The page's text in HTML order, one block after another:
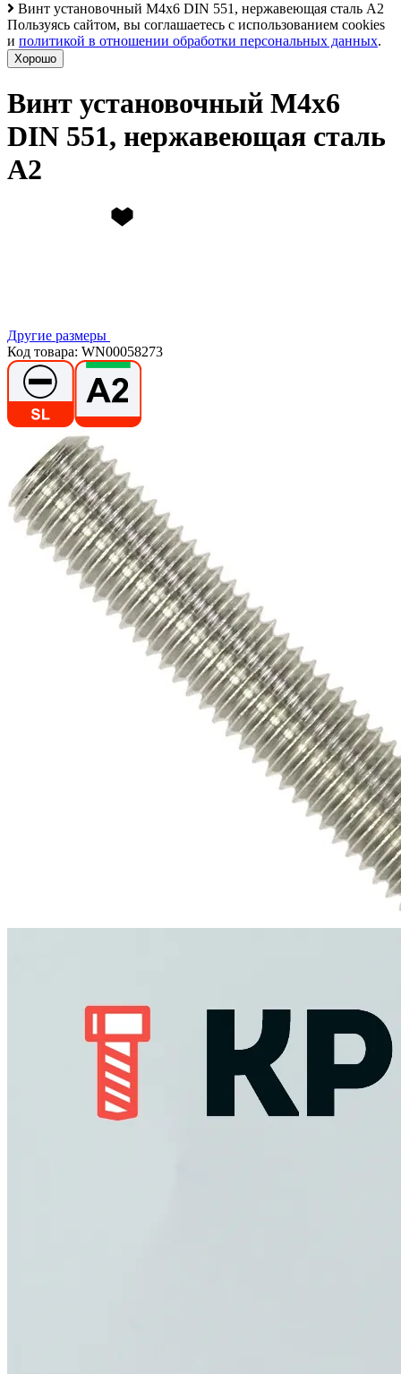
Винт установочный М4х6 DIN 551, нержавеющая сталь А2
Пользуясь сайтом, вы соглашаетесь с использованием cookies
и политикой в отношении обработки персональных данных.
Хорошо
Винт установочный М4х6
DIN 551, нержавеющая сталь
А2
Другие размеры
Код товара: WN00058273